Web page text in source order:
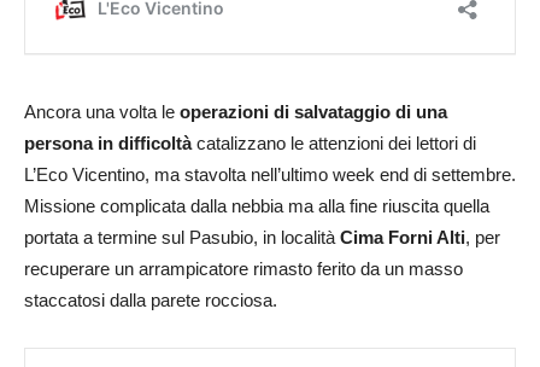
Ancora una volta le operazioni di salvataggio di una
persona in difficoltàcatalizzano le attenzioni dei lettori di
L’Eco Vicentino, ma stavolta nell’ultimo week end di settembre.
Missione complicata dalla nebbia ma alla fine riuscita quella
portata a termine sul Pasubio, in località Cima Forni Alti, per
recuperare un arrampicatore rimasto ferito da un masso
staccatosi dalla parete rocciosa.